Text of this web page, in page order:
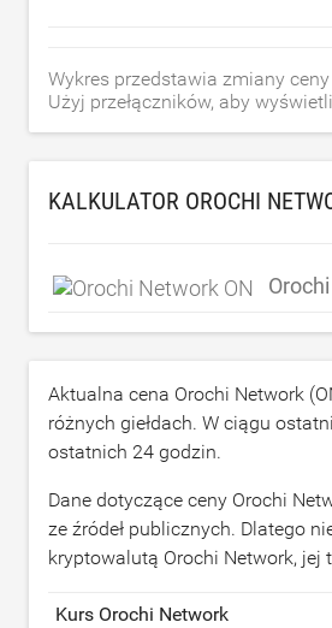
Wykres przedstawia zmiany ceny
Użyj przełączników, aby
KALKULATOR OROCHI
Aktualna cena Orochi Network
różnych giełdach. W ciągu
ostatnich 24 godzin.
Dane dotyczące ceny Orochi
ze źródeł publicznych. Dlatego
kryptowalutą Orochi Network,
Kurs Orochi Network